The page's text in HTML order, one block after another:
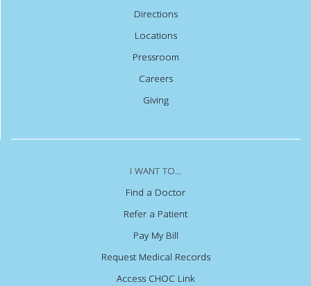
Directions
Locations
Pressroom
Careers
Giving
I WANT TO...
Find a Doctor
Refer a Patient
Pay My Bill
Request Medical Records
Access CHOC Link